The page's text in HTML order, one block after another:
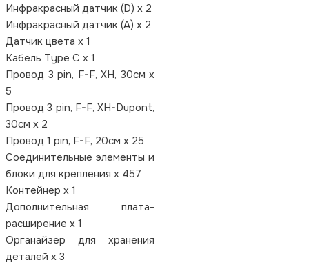
Инфракрасный датчик (D) x 2
Инфракрасный датчик (А) x 2
Датчик цвета x 1
Кабель Type C x 1
Провод 3 pin, F-F, XH, 30см x
5
Провод 3 pin, F-F, XH-Dupont,
30см x 2
Провод 1 pin, F-F, 20см x 25
Соединительные элементы и
блоки для крепления x 457
Контейнер x 1
Дополнительная плата-
расширение x 1
Органайзер для хранения
деталей х 3